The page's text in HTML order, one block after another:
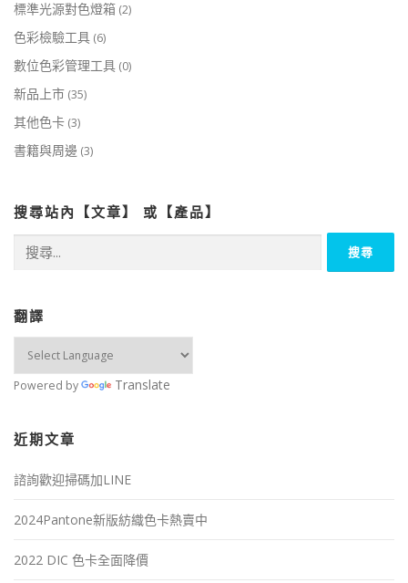
標準光源對色燈箱 (2)
色彩檢驗工具 (6)
數位色彩管理工具 (0)
新品上市 (35)
其他色卡 (3)
書籍與周邊 (3)
搜尋站內【文章】 或【產品】
字:
翻譯
Powered by Translate
近期文章
諮詢歡迎掃碼加LINE
2024Pantone新版紡織色卡熱賣中
2022 DIC 色卡全面降價